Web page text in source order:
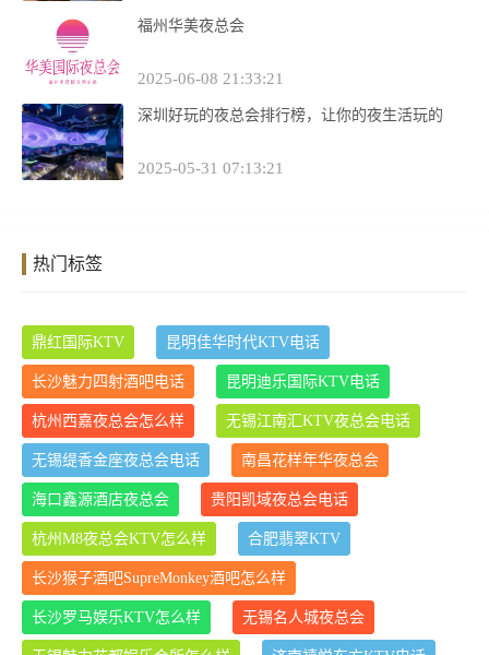
福州华美夜总会
2025-06-08 21:33:21
深圳好玩的夜总会排行榜，让你的夜生活玩的
2025-05-31 07:13:21
热门标签
鼎红国际KTV 昆明佳华时代KTV电话
长沙魅力四射酒吧电话 昆明迪乐国际KTV电话
杭州西嘉夜总会怎么样 无锡江南汇KTV夜总会电话
无锡缇香金座夜总会电话 南昌花样年华夜总会
海口鑫源酒店夜总会 贵阳凯域夜总会电话
杭州M8夜总会KTV怎么样 合肥翡翠KTV
长沙猴子酒吧SupreMonkey酒吧怎么样
长沙罗马娱乐KTV怎么样 无锡名人城夜总会